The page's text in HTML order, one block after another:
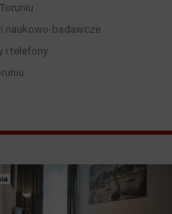
naukowo-badawcze
i telefony